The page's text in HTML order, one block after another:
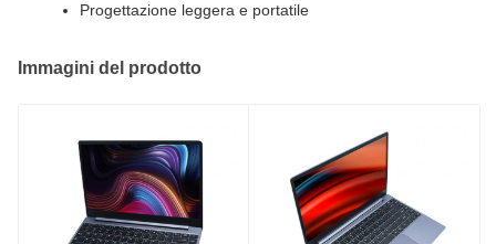
Progettazione leggera e portatile
Immagini del prodotto